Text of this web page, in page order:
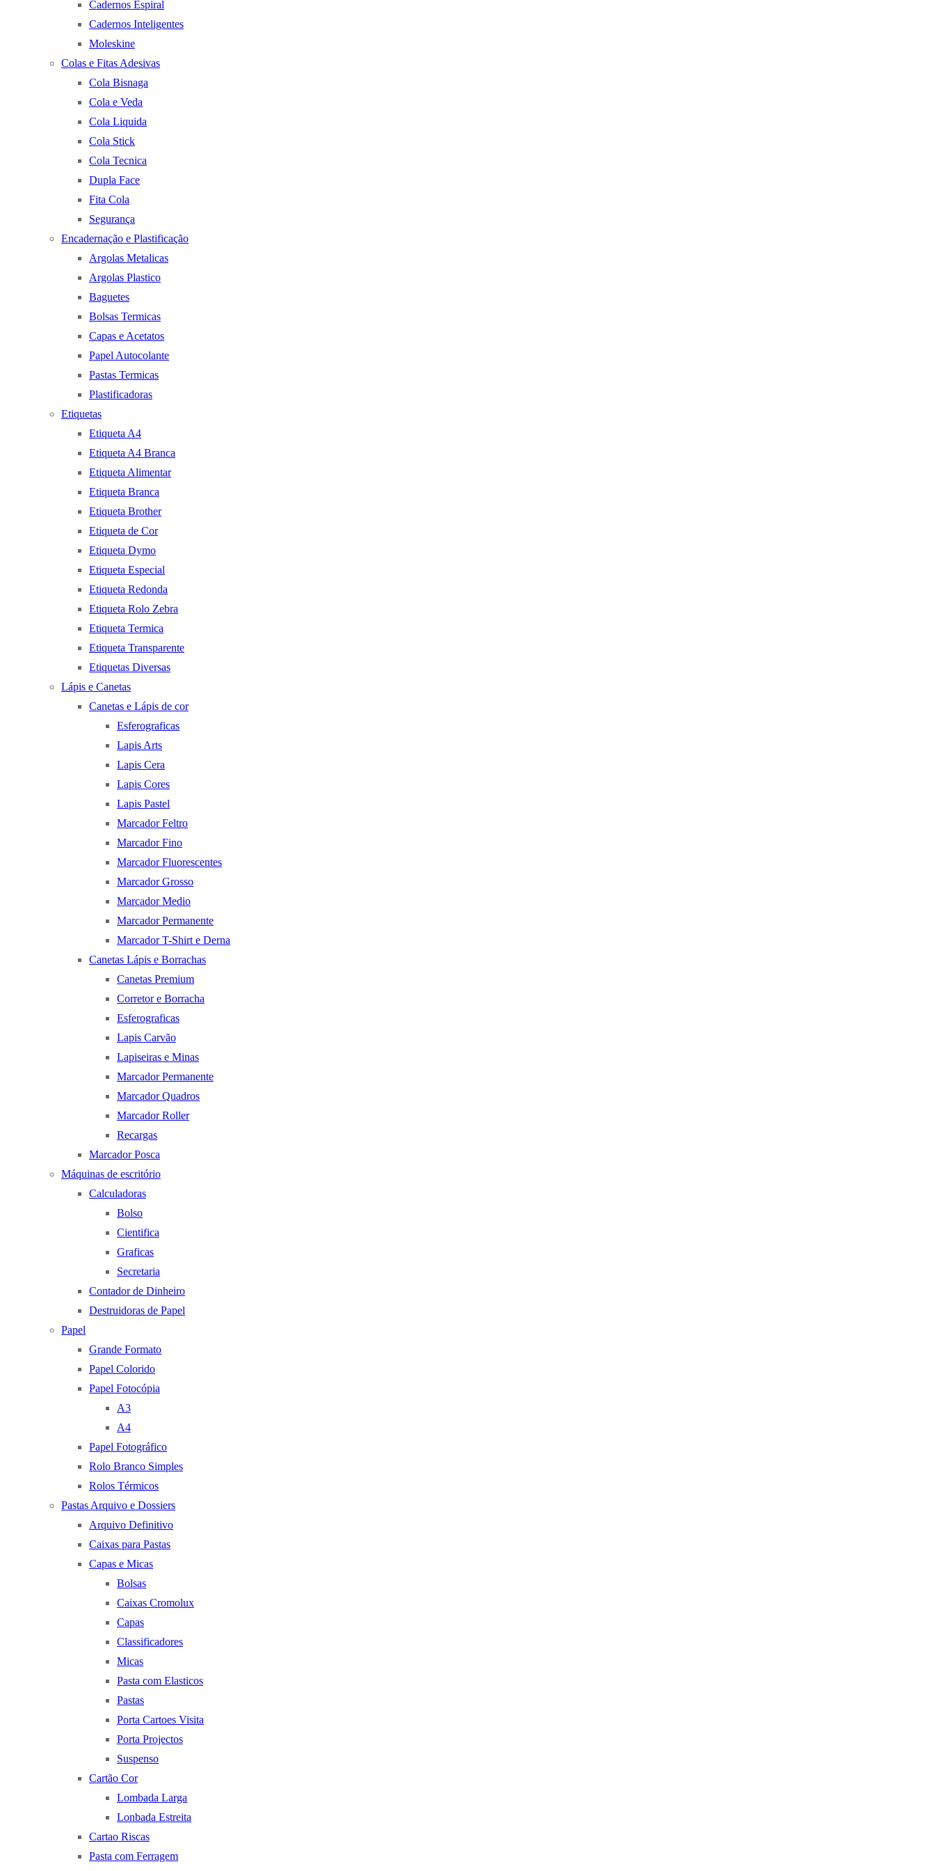
Cadernos Espiral
Cadernos Inteligentes
Moleskine
Colas e Fitas Adesivas
Cola Bisnaga
Cola e Veda
Cola Liquida
Cola Stick
Cola Tecnica
Dupla Face
Fita Cola
Segurança
Encadernação e Plastificação
Argolas Metalicas
Argolas Plastico
Baguetes
Bolsas Termicas
Capas e Acetatos
Papel Autocolante
Pastas Termicas
Plastificadoras
Etiquetas
Etiqueta A4
Etiqueta A4 Branca
Etiqueta Alimentar
Etiqueta Branca
Etiqueta Brother
Etiqueta de Cor
Etiqueta Dymo
Etiqueta Especial
Etiqueta Redonda
Etiqueta Rolo Zebra
Etiqueta Termica
Etiqueta Transparente
Etiquetas Diversas
Lápis e Canetas
Canetas e Lápis de cor
Esferograficas
Lapis Arts
Lapis Cera
Lapis Cores
Lapis Pastel
Marcador Feltro
Marcador Fino
Marcador Fluorescentes
Marcador Grosso
Marcador Medio
Marcador Permanente
Marcador T-Shirt e Derna
Canetas Lápis e Borrachas
Canetas Premium
Corretor e Borracha
Esferograficas
Lapis Carvão
Lapiseiras e Minas
Marcador Permanente
Marcador Quadros
Marcador Roller
Recargas
Marcador Posca
Máquinas de escritório
Calculadoras
Bolso
Cientifica
Graficas
Secretaria
Contador de Dinheiro
Destruidoras de Papel
Papel
Grande Formato
Papel Colorido
Papel Fotocópia
A3
A4
Papel Fotográfico
Rolo Branco Simples
Rolos Térmicos
Pastas Arquivo e Dossiers
Arquivo Definitivo
Caixas para Pastas
Capas e Micas
Bolsas
Caixas Cromolux
Capas
Classificadores
Micas
Pasta com Elasticos
Pastas
Porta Cartoes Visita
Porta Projectos
Suspenso
Cartão Cor
Lombada Larga
Lonbada Estreita
Cartao Riscas
Pasta com Ferragem